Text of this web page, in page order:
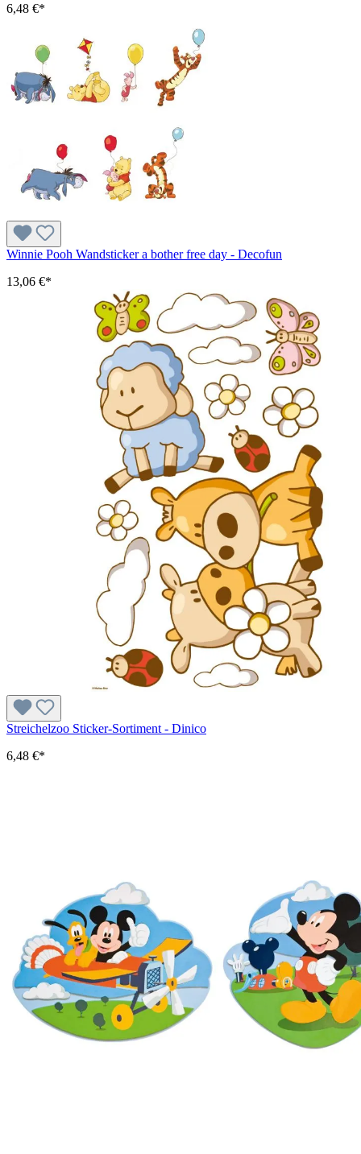
6,48 €*
Winnie Pooh Wandsticker a bother free day - Decofun
13,06 €*
Streichelzoo Sticker-Sortiment - Dinico
6,48 €*